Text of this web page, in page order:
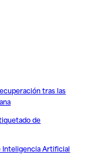
tras las
de
Inteligencia Artificial